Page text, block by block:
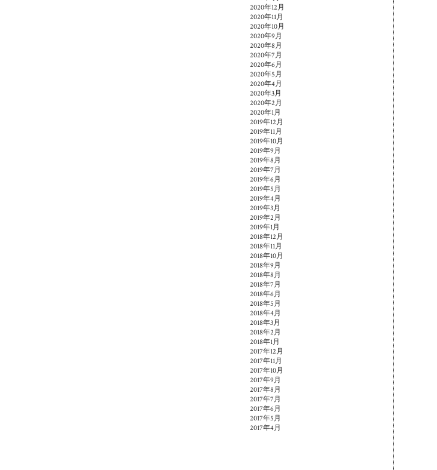
2020年12月
2020年11月
2020年10月
2020年9月
2020年8月
2020年7月
2020年6月
2020年5月
2020年4月
2020年3月
2020年2月
2020年1月
2019年12月
2019年11月
2019年10月
2019年9月
2019年8月
2019年7月
2019年6月
2019年5月
2019年4月
2019年3月
2019年2月
2019年1月
2018年12月
2018年11月
2018年10月
2018年9月
2018年8月
2018年7月
2018年6月
2018年5月
2018年4月
2018年3月
2018年2月
2018年1月
2017年12月
2017年11月
2017年10月
2017年9月
2017年8月
2017年7月
2017年6月
2017年5月
2017年4月